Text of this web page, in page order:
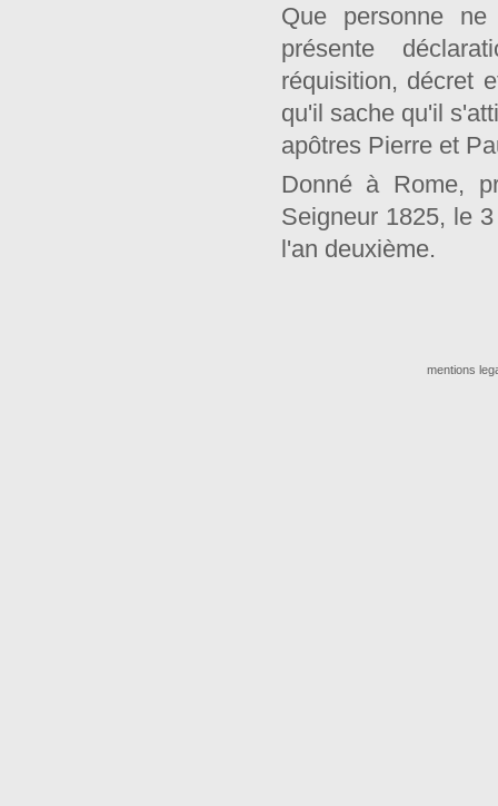
Que personne
présente
réquisition, décret
qu'il sache qu'il
apôtres Pierre et
Donné à Rome,
Seigneur 1825, le
l'an deuxième.
mentions